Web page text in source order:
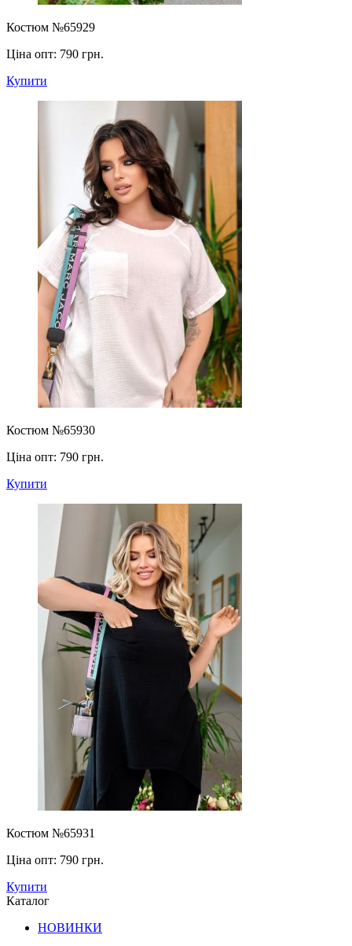
Костюм №65929
Ціна опт: 790 грн.
Купити
Костюм №65930
Ціна опт: 790 грн.
Купити
Костюм №65931
Ціна опт: 790 грн.
Купити
Каталог
НОВИНКИ